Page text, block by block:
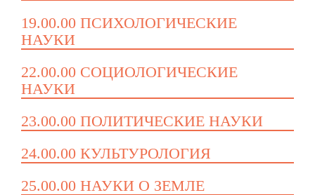
19.00.00 ПСИХОЛОГИЧЕСКИЕ
НАУКИ
22.00.00 СОЦИОЛОГИЧЕСКИЕ
НАУКИ
23.00.00 ПОЛИТИЧЕСКИЕ НАУКИ
24.00.00 КУЛЬТУРОЛОГИЯ
25.00.00 НАУКИ О ЗЕМЛЕ